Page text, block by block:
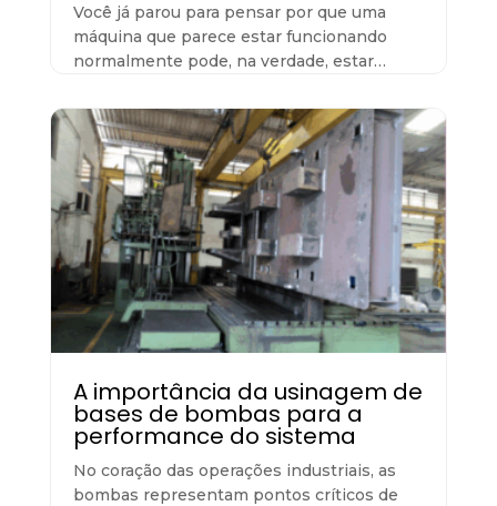
Você já parou para pensar por que uma
máquina que parece estar funcionando
normalmente pode, na verdade, estar…
A importância da usinagem de
bases de bombas para a
performance do sistema
No coração das operações industriais, as
bombas representam pontos críticos de